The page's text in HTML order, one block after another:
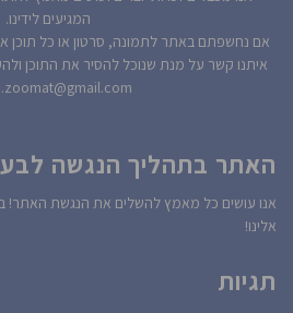
המגיעים לידינו.
אם נחשפתם באתר לתמונה, סרטון או כל תוכן
איתנו קשר על מנת שנוכל להסיר את התוכן
האתר בתהליך הנגשה
אנו עושים כל מאמץ להשלים את הנגשת האתר!
אלינו!
תגיות